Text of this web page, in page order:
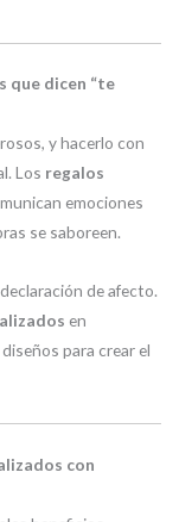
que dicen “te
y hacerlo con
Los regalos
emociones
se saboreen.
de afecto.
en
para crear el
con